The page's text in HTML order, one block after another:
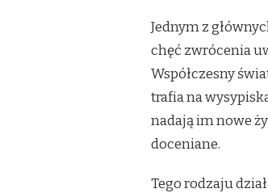
ARTYSTÓW
Jednym z
chęć zwrócenia
Współczesny
trafia na
nadają im nowe
doceniane.
Tego rodzaju